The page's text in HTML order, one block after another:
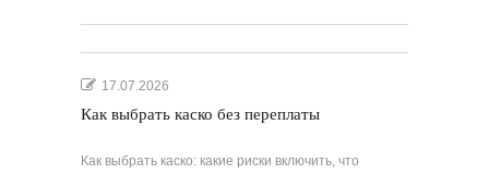
17.07.2026
Как выбрать каско без переплаты
Как выбрать каско: какие риски включить, что